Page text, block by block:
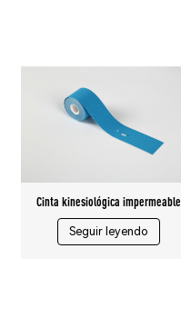
Cinta kinesiológica impermeable
Seguir leyendo